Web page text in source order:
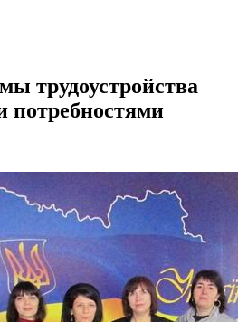
трудоустройства
потребностями